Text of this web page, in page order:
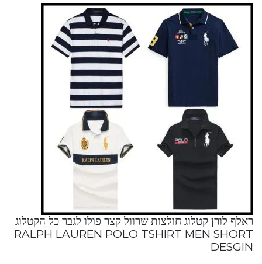
ראלף לורן קטלוג חולצות שרוול קצר פולו לגבר כל הקטלוג
RALPH LAUREN POLO TSHIRT MEN SHORT
DESGIN